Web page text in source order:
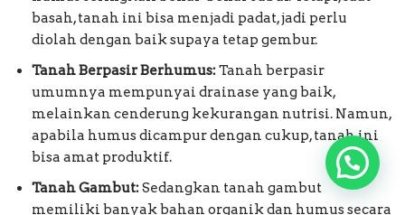
basah, tanah ini bisa menjadi padat, jadi perlu
diolah dengan baik supaya tetap gembur.
Tanah Berpasir Berhumus:Tanah berpasir
umumnya mempunyai drainase yang baik,
melainkan cenderung kekurangan nutrisi. Namun,
apabila humus dicampur dengan cukup, tanah ini
bisa amat produktif.
Tanah Gambut:Sedangkan tanah gambut
memiliki banyak bahan organik dan humus secara